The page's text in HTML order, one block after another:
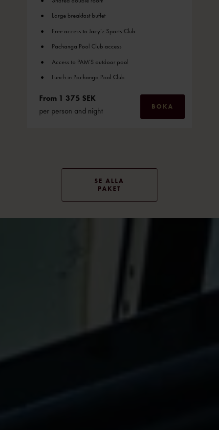
Large breakfast buffet
Free access to Jacy’z Sports Club
Pachanga Pool Club access
Access to PAM’S outdoor pool
Lunch in Pachanga Pool Club
From 1 375 SEK
per person and night
BOKA
SE ALLA
PAKET